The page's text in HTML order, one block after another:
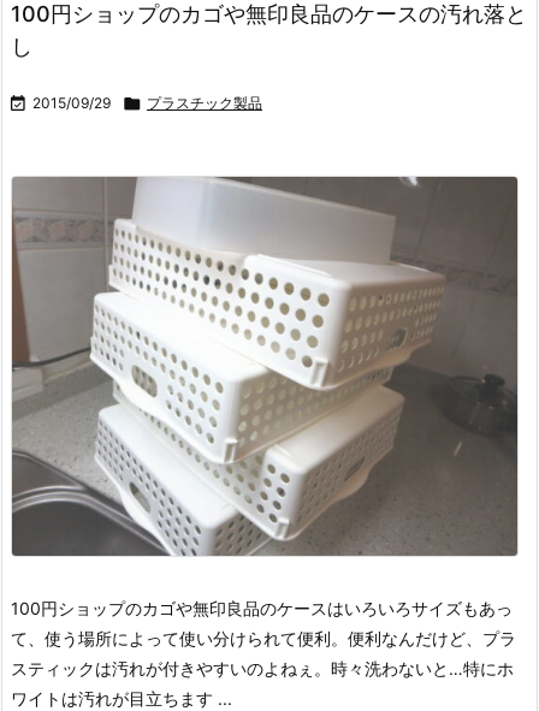
100円ショップのカゴや無印良品のケースの汚れ落と
し
 2015/09/29  プラスチック製品
100円ショップのカゴや無印良品のケースはいろいろサイズもあっ
て、使う場所によって使い分けられて便利。 便利なんだけど、プラ
スティックは汚れが付きやすいのよねぇ。 時々洗わないと…特にホ
ワイトは汚れが目立ちます ...